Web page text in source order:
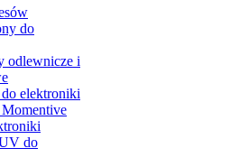
do
odlewnicze i
elektroniki
do